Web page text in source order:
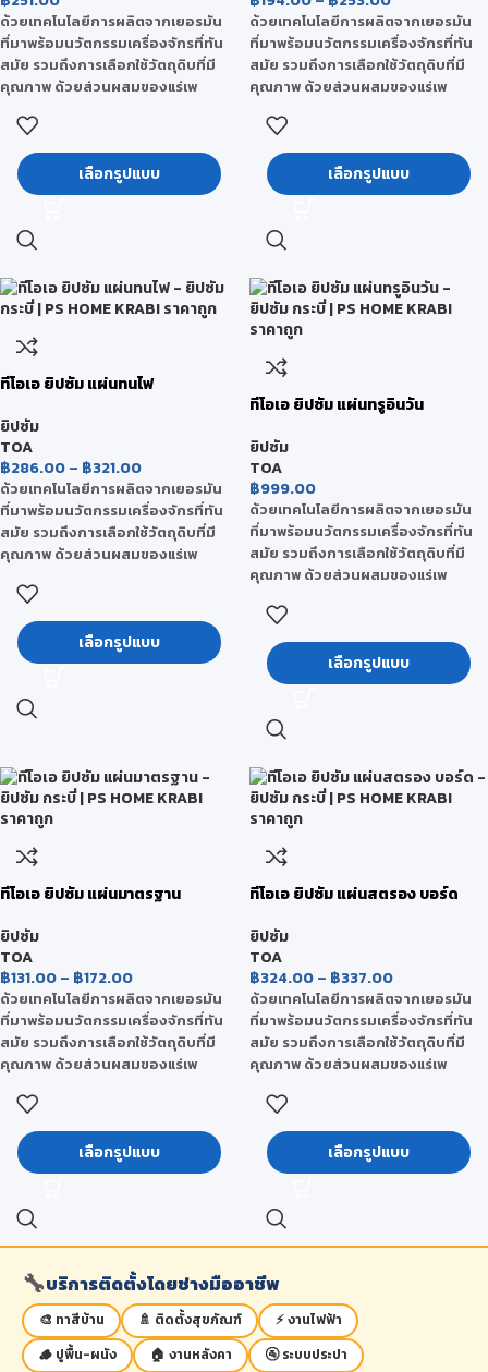
ด้วยเทคโนโลยีการผลิตจากเยอรมัน
ที่มาพร้อมนวัตกรรมเครื่องจักรที่ทัน
สมัย รวมถึงการเลือกใช้วัตถุดิบที่มี
คุณภาพ ด้วยส่วนผสมของแร่เพ
เรื่องของการดูดซับความชื้น มีความ
ยืดหยุ่นได้ดี เป็นวัสดุทนไฟ และยังเป็น
ฉนวนป้องกันความร้อน จึงทำให้แผ่นที
โอเอ ยิปซัม มีคุณสมบัติที่เหนือโดดเด่น
อย่างดี
เลือกรูปแบบ
ด้วยเทคโนโลยีการผลิตจากเยอรมัน
ที่มาพร้อมนวัตกรรมเครื่องจักรที่ทัน
สมัย รวมถึงการเลือกใช้วัตถุดิบที่มี
คุณภาพ ด้วยส่วนผสมของแร่เพ
เรื่องของการดูดซับความชื้น มีความ
ยืดหยุ่นได้ดี เป็นวัสดุทนไฟ และยังเป็น
ฉนวนป้องกันความร้อน จึงทำให้แผ่นที
โอเอ ยิปซัม มีคุณสมบัติที่เหนือโดดเด่น
อย่างดี
เลือกรูปแบบ
ทีโอเอ ยิปซัม แผ่นทนไฟ
ยิปซัม
TOA
฿286.00– ฿321.00
ด้วยเทคโนโลยีการผลิตจากเยอรมัน
ที่มาพร้อมนวัตกรรมเครื่องจักรที่ทัน
สมัย รวมถึงการเลือกใช้วัตถุดิบที่มี
คุณภาพ ด้วยส่วนผสมของแร่เพ
เรื่องของการดูดซับความชื้น มีความ
ยืดหยุ่นได้ดี เป็นวัสดุทนไฟ และยังเป็น
ฉนวนป้องกันความร้อน จึงทำให้แผ่นที
โอเอ ยิปซัม มีคุณสมบัติที่เหนือโดดเด่น
อย่างดี
เลือกรูปแบบ
ทีโอเอ ยิปซัม แผ่นทรูอินวัน
ยิปซัม
TOA
฿999.00
ด้วยเทคโนโลยีการผลิตจากเยอรมัน
ที่มาพร้อมนวัตกรรมเครื่องจักรที่ทัน
สมัย รวมถึงการเลือกใช้วัตถุดิบที่มี
คุณภาพ ด้วยส่วนผสมของแร่เพ
เรื่องของการดูดซับความชื้น มีความ
ยืดหยุ่นได้ดี เป็นวัสดุทนไฟ และยังเป็น
ฉนวนป้องกันความร้อน จึงทำให้แผ่นที
โอเอ ยิปซัม มีคุณสมบัติที่เหนือโดดเด่น
อย่างดี
เลือกรูปแบบ
ทีโอเอ ยิปซัม แผ่นมาตรฐาน
ยิปซัม
TOA
฿131.00– ฿172.00
ด้วยเทคโนโลยีการผลิตจากเยอรมัน
ที่มาพร้อมนวัตกรรมเครื่องจักรที่ทัน
สมัย รวมถึงการเลือกใช้วัตถุดิบที่มี
คุณภาพ ด้วยส่วนผสมของแร่เพ
เรื่องของการดูดซับความชื้น มีความ
ยืดหยุ่นได้ดี เป็นวัสดุทนไฟ และยังเป็น
ฉนวนป้องกันความร้อน จึงทำให้แผ่นที
โอเอ ยิปซัม มีคุณสมบัติที่เหนือโดดเด่น
อย่างดี
เลือกรูปแบบ
ทีโอเอ ยิปซัม แผ่นสตรอง บอร์ด
ยิปซัม
TOA
฿324.00– ฿337.00
ด้วยเทคโนโลยีการผลิตจากเยอรมัน
ที่มาพร้อมนวัตกรรมเครื่องจักรที่ทัน
สมัย รวมถึงการเลือกใช้วัตถุดิบที่มี
คุณภาพ ด้วยส่วนผสมของแร่เพ
เรื่องของการดูดซับความชื้น มีความ
ยืดหยุ่นได้ดี เป็นวัสดุทนไฟ และยังเป็น
ฉนวนป้องกันความร้อน จึงทำให้แผ่นที
โอเอ ยิปซัม มีคุณสมบัติที่เหนือโดดเด่น
อย่างดี
เลือกรูปแบบ
🔧บริการติดตั้งโดยช่างมืออาชีพ
🎨 ทาสีบ้าน 🚿 ติดตั้งสุขภัณฑ์
⚡ งานไฟฟ้า
🪵 ปูพื้น-ผนัง
🏠 งานหลังคา 🚰 ระบบประปา